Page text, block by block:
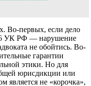
Во-первых, если дело
УК РФ — нарушение
не обойтись. Во-
гарантии
этики. Но для
юрисдикции или
является не «корочка»,